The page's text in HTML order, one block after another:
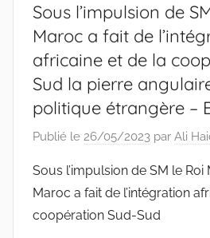
Sous l’impulsion de
Maroc a fait de
africaine et de la
Sud la pierre
politique étrangère –
Publié le 26/05/2023 par Ali
Sous l’impulsion de SM le
Maroc a fait de l’intégration
coopération Sud-Sud